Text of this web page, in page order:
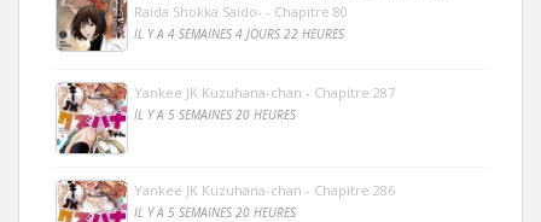
Raida Shokka Saido- - Chapitre 80
IL Y A 4 SEMAINES 4 JOURS 22 HEURES
Yankee JK Kuzuhana-chan - Chapitre 287
IL Y A 5 SEMAINES 20 HEURES
Yankee JK Kuzuhana-chan - Chapitre 286
IL Y A 5 SEMAINES 20 HEURES